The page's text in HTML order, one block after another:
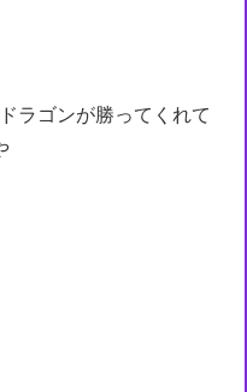
ラゴンが勝ってくれて